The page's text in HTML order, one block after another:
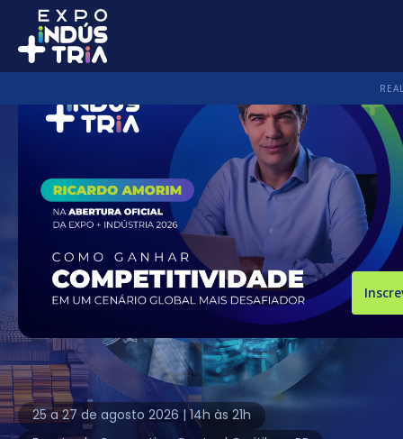
Expo+Indústria
25 a 27 de agosto 2026 | 14h às 21h